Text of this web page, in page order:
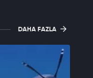
DAHA FAZLA